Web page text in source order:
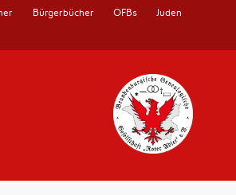
Bürgerbücher OFBs Juden